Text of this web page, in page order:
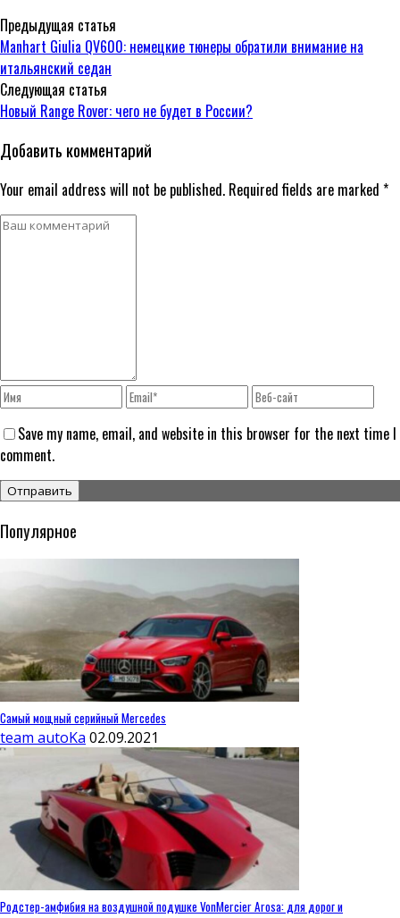
Предыдущая статья
Manhart Giulia QV600: немецкие тюнеры обратили внимание на
итальянский седан
Следующая статья
Новый Range Rover: чего не будет в России?
Добавить комментарий
Your email address will not be published. Required fields are marked *
Save my name, email, and website in this browser for the next time I
comment.
Популярное
Самый мощный серийный Mercedes
team autoKa 02.09.2021
Родстер-амфибия на воздушной подушке VonMercier Arosa: для дорог и